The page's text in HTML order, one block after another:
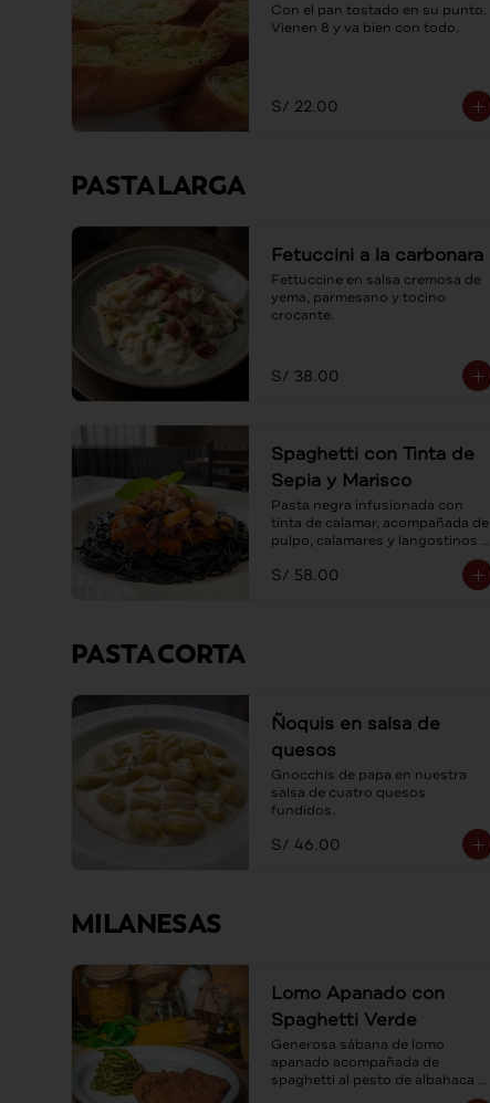
Con el pan tostado en su punto.
Vienen 8 y va bien con todo.
S/ 22.00
PASTA LARGA
Fetuccini a la carbonara
Fettuccine en salsa cremosa de
yema, parmesano y tocino
crocante.
S/ 38.00
Spaghetti con Tinta de
Sepia y Marisco
Pasta negra infusionada con
tinta de calamar, acompañada de
pulpo, calamares y langostinos
S/ 58.00
PASTA CORTA
Ñoquis en salsa de
quesos
Gnocchis de papa en nuestra
salsa de cuatro quesos
fundidos.
S/ 46.00
MILANESAS
Lomo Apanado con
Spaghetti Verde
Generosa sábana de lomo
apanado acompañada de
spaghetti al pesto de albahaca y